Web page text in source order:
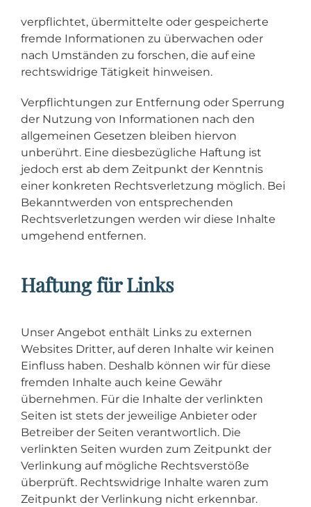
verpflichtet, übermittelte oder gespeicherte
fremde Informationen zu überwachen oder
nach Umständen zu forschen, die auf eine
rechtswidrige Tätigkeit hinweisen.
Verpflichtungen zur Entfernung oder Sperrung
der Nutzung von Informationen nach den
allgemeinen Gesetzen bleiben hiervon
unberührt. Eine diesbezügliche Haftung ist
jedoch erst ab dem Zeitpunkt der Kenntnis
einer konkreten Rechtsverletzung möglich. Bei
Bekanntwerden von entsprechenden
Rechtsverletzungen werden wir diese Inhalte
umgehend entfernen.
Haftung für Links
Unser Angebot enthält Links zu externen
Websites Dritter, auf deren Inhalte wir keinen
Einfluss haben. Deshalb können wir für diese
fremden Inhalte auch keine Gewähr
übernehmen. Für die Inhalte der verlinkten
Seiten ist stets der jeweilige Anbieter oder
Betreiber der Seiten verantwortlich. Die
verlinkten Seiten wurden zum Zeitpunkt der
Verlinkung auf mögliche Rechtsverstöße
überprüft. Rechtswidrige Inhalte waren zum
Zeitpunkt der Verlinkung nicht erkennbar.